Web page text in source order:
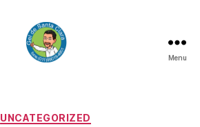
CLARA
Menu
Categorias
UNCATEGORIZED